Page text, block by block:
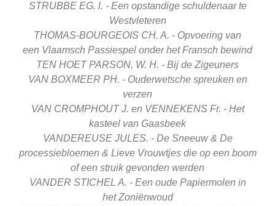
STRUBBE EG. l. - Een opstandige schuldenaar te
Westvleteren
THOMAS-BOURGEOIS CH. A. - Opvoering van
een Vlaamsch Passiespel onder het Fransch bewind
TEN HOET PARSON, W. H. - Bij de Zigeuners
VAN BOXMEER PH. - Ouderwetsche spreuken en
verzen
VAN CROMPHOUT J. en VENNEKENS Fr. - Het
kasteel van Gaasbeek
VANDEREUSE JULES. - De Sneeuw & De
processiebloemen & Lieve Vrouwtjes die op een boom
of een struik gevonden werden
VANDER STICHEL A. - Een oude Papiermolen in
hetZoniënwoud